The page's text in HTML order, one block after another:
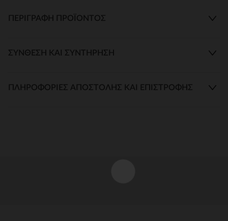
ΠΕΡΙΓΡΑΦΉ ΠΡΟΪΌΝΤΟΣ
ΣΎΝΘΕΣΗ ΚΑΙ ΣΥΝΤΉΡΗΣΗ
ΠΛΗΡΟΦΟΡΊΕΣ ΑΠΟΣΤΟΛΉΣ ΚΑΙ ΕΠΙΣΤΡΟΦΉΣ